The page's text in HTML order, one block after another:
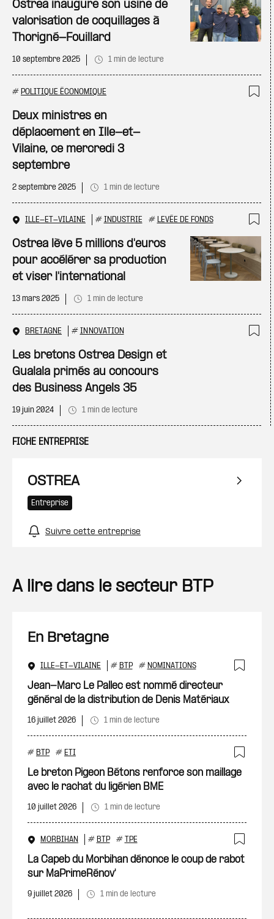
Ostrea inaugure son usine de
valorisation de coquillages à
Thorigné-Fouillard
10 septembre 2025 1 min de lecture
# POLITIQUE ÉCONOMIQUE
Deux ministres en
déplacement en Ille-et-
Vilaine, ce mercredi 3
septembre
2 septembre 2025 1 min de lecture
ILLE-ET-VILAINE # INDUSTRIE # LEVÉE DE FONDS
Ostrea lève 5 millions d'euros
pour accélérer sa production
et viser l'international
13 mars 2025 1 min de lecture
BRETAGNE # INNOVATION
Les bretons Ostrea Design et
Gualala primés au concours
des Business Angels 35
19 juin 2024 1 min de lecture
FICHE ENTREPRISE
OSTREA
Entreprise
Suivre cette entreprise
A lire dans le secteur BTP
En Bretagne
ILLE-ET-VILAINE # BTP # NOMINATIONS
Jean-Marc Le Pallec est nommé directeur
général de la distribution de Denis Matériaux
16 juillet 2026 1 min de lecture
# BTP # ETI
Le breton Pigeon Bétons renforce son maillage
avec le rachat du ligérien BME
10 juillet 2026 1 min de lecture
MORBIHAN # BTP # TPE
La Capeb du Morbihan dénonce le coup de rabot
sur MaPrimeRénov'
9 juillet 2026 1 min de lecture